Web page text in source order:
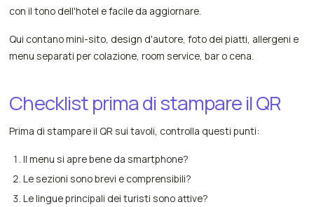
con il tono dell'hotel e facile da aggiornare.
Qui contano mini-sito, design d'autore, foto dei piatti, allergeni e
menu separati per colazione, room service, bar o cena.
Checklist prima di stampare il QR
Prima di stampare il QR sui tavoli, controlla questi punti:
Il menu si apre bene da smartphone?
Le sezioni sono brevi e comprensibili?
Le lingue principali dei turisti sono attive?